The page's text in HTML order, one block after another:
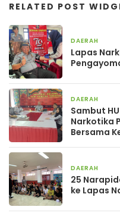
RELATED POST
DAERAH
Lapas
DAERAH
Sambut
Narkotika
Bersama
DAERAH
25
ke Lapas